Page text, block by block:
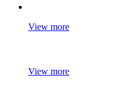
View more
View more